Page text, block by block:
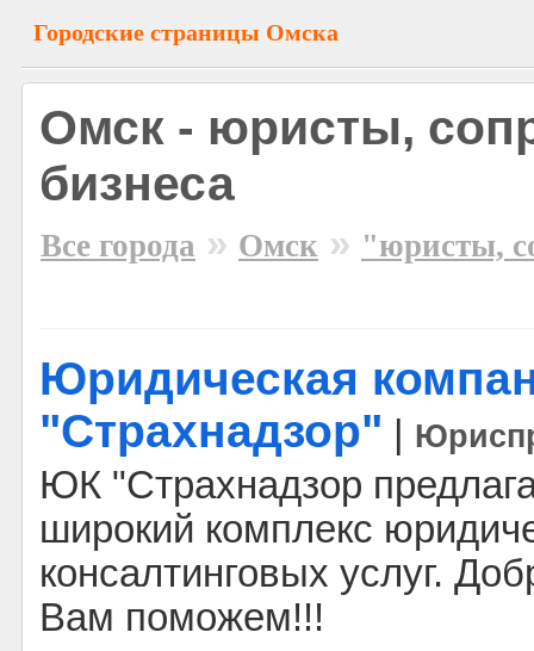
Городские страницы Омска
Омск - юристы,
бизнеса
Все города » Омск » "юристы,
Юридическая
"Страхнадзор"
ЮК "Страхнадзор
широкий комплекс
консалтинговых услуг.
Вам поможем!!!